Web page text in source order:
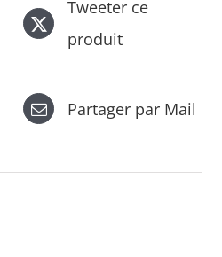
Tweeter ce
produit
Partager par Mail